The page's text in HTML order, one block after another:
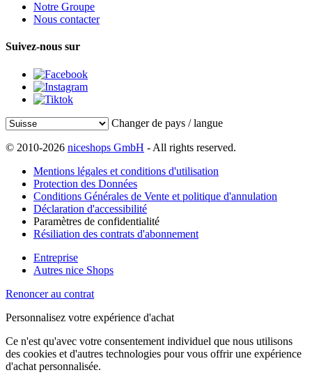
Notre Groupe
Nous contacter
Suivez-nous sur
Changer de pays / langue
© 2010-2026 niceshops GmbH - All rights reserved.
Mentions légales et conditions d'utilisation
Protection des Données
Conditions Générales de Vente et politique d'annulation
Déclaration d'accessibilité
Paramètres de confidentialité
Résiliation des contrats d'abonnement
Entreprise
Autres nice Shops
Renoncer au contrat
Personnalisez votre expérience d'achat
Ce n'est qu'avec votre consentement individuel que nous utilisons
des cookies et d'autres technologies pour vous offrir une expérience
d'achat personnalisée.